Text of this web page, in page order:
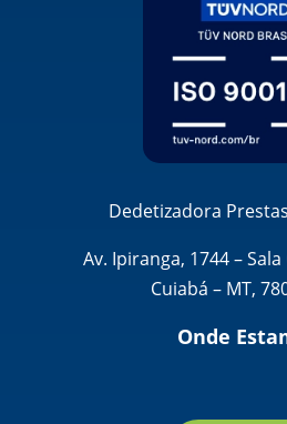
Dedetizadora
Av. Ipiranga, 1744 – Sala
Cuiabá – MT,
Onde